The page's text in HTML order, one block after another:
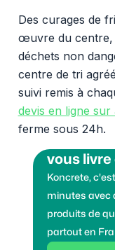
Des curages de
œuvre du centre,
déchets non
centre de tri
suivi remis à
devis en ligne
ferme sous 24h.
vous
Koncrete,
minutes avec
produits de
partout en